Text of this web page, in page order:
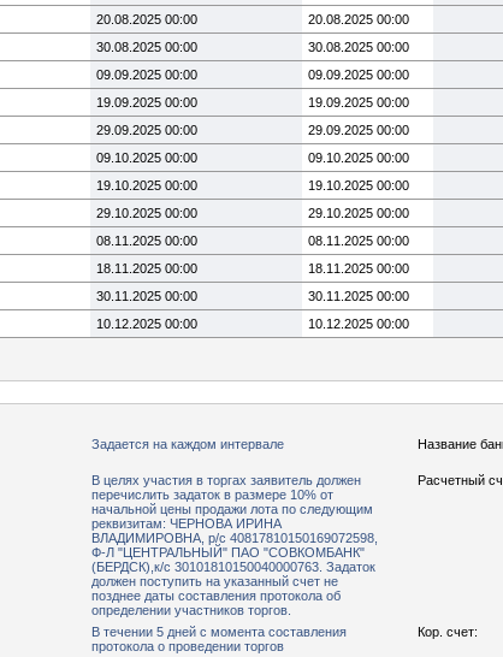
20.08.2025 00:00 20.08.2025 00:00
30.08.2025 00:00 30.08.2025 00:00
09.09.2025 00:00 09.09.2025 00:00
19.09.2025 00:00 19.09.2025 00:00
29.09.2025 00:00 29.09.2025 00:00
09.10.2025 00:00 09.10.2025 00:00
19.10.2025 00:00 19.10.2025 00:00
29.10.2025 00:00 29.10.2025 00:00
08.11.2025 00:00 08.11.2025 00:00
18.11.2025 00:00 18.11.2025 00:00
30.11.2025 00:00 30.11.2025 00:00
10.12.2025 00:00 10.12.2025 00:00
Задается на каждом интервале Название
В целях участия в торгах заявитель должен
перечислить задаток в размере 10% от
начальной цены продажи лота по следующим
реквизитам: ЧЕРНОВА ИРИНА
ВЛАДИМИРОВНА, р/с 40817810150169072598,
Ф-Л "ЦЕНТРАЛЬНЫЙ" ПАО "СОВКОМБАНК"
(БЕРДСК),к/с 30101810150040000763. Задаток
должен поступить на указанный счет не
позднее даты составления протокола об
определении участников торгов.
Расчетный
В течении 5 дней с момента составления
протокола о проведении торгов
Кор. счет: